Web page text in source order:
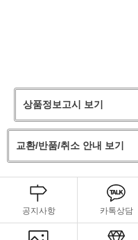
상품정보고시 보기
교환/반품/취소 안내 보기
공지사항 카톡상담